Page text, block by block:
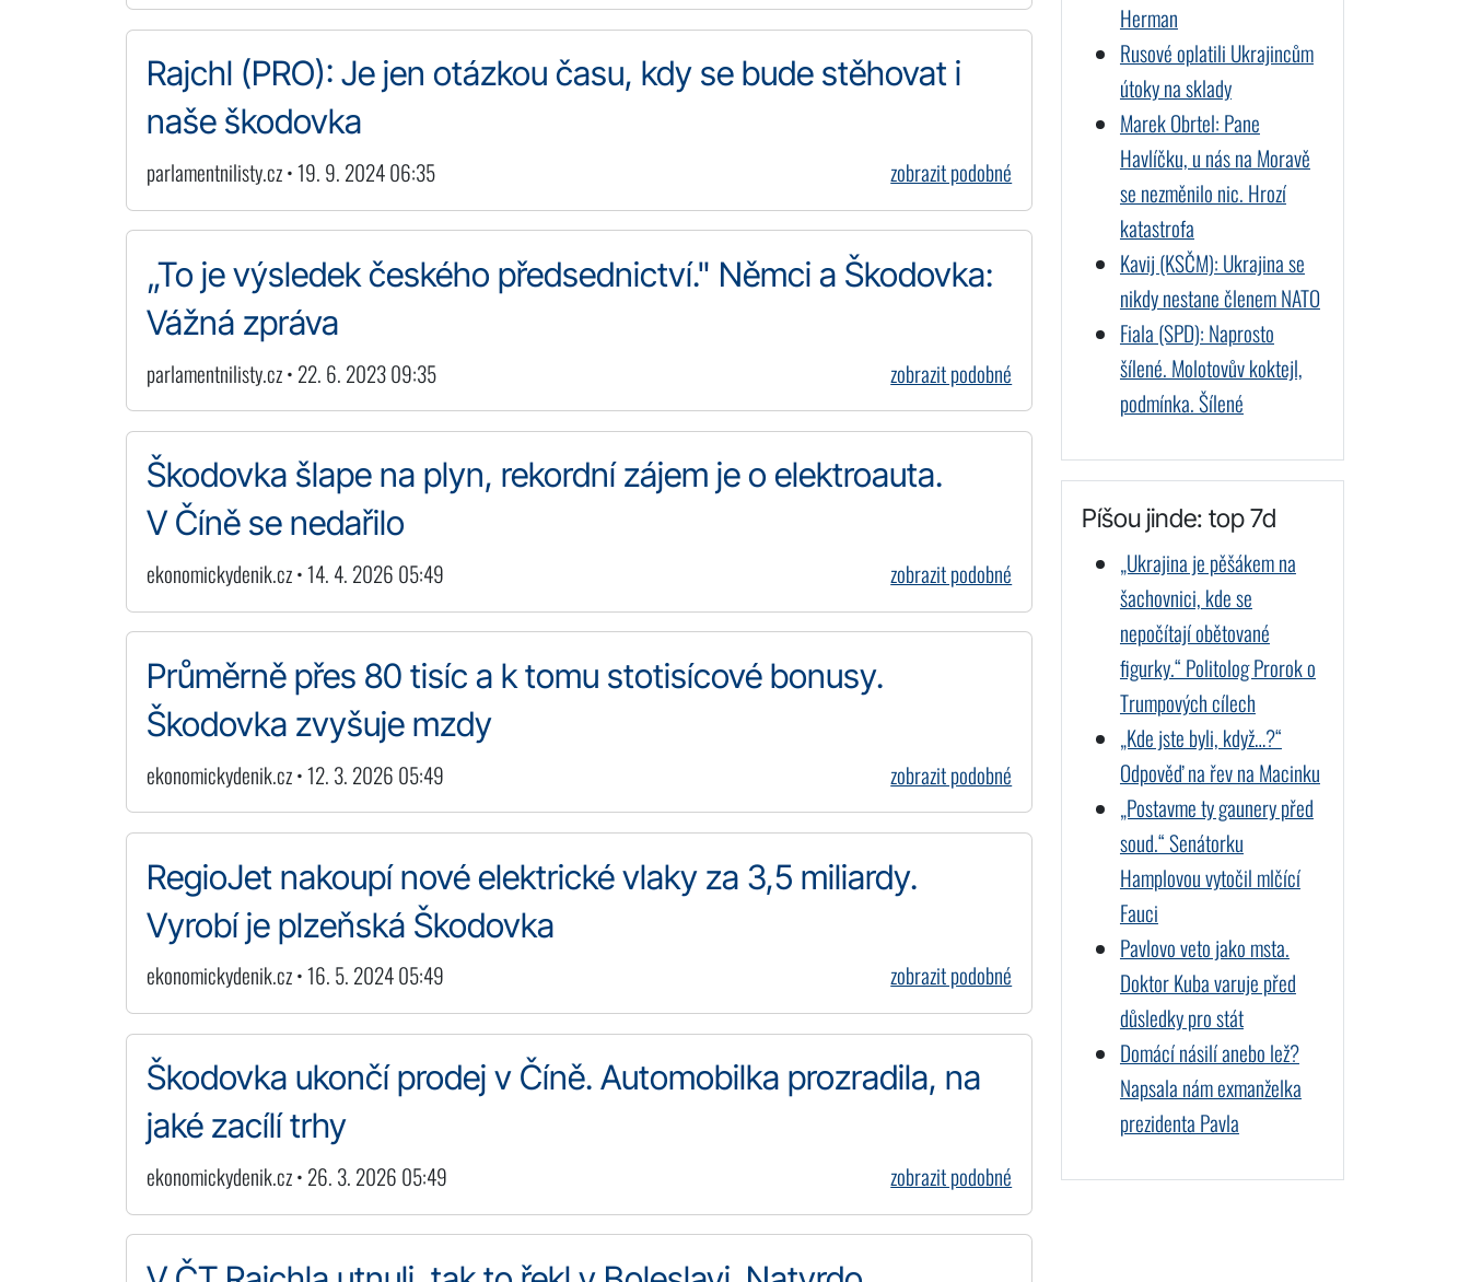
Rajchl (PRO): Je jen otázkou času, kdy se bude stěhovat i
naše škodovka
parlamentnilisty.cz • 19. 9. 2024 06:35 zobrazit podobné
„To je výsledek českého předsednictví." Němci a Škodovka:
Vážná zpráva
parlamentnilisty.cz • 22. 6. 2023 09:35 zobrazit podobné
Škodovka šlape na plyn, rekordní zájem je o elektroauta.
V Číně se nedařilo
ekonomickydenik.cz • 14. 4. 2026 05:49 zobrazit podobné
Průměrně přes 80 tisíc a k tomu stotisícové bonusy.
Škodovka zvyšuje mzdy
ekonomickydenik.cz • 12. 3. 2026 05:49 zobrazit podobné
RegioJet nakoupí nové elektrické vlaky za 3,5 miliardy.
Vyrobí je plzeňská Škodovka
ekonomickydenik.cz • 16. 5. 2024 05:49 zobrazit podobné
Škodovka ukončí prodej v Číně. Automobilka prozradila, na
jaké zacílí trhy
ekonomickydenik.cz • 26. 3. 2026 05:49 zobrazit podobné
Herman
Rusové oplatili Ukrajincům
útoky na sklady
Marek Obrtel: Pane
Havlíčku, u nás na Moravě
se nezměnilo nic. Hrozí
katastrofa
Kavij (KSČM): Ukrajina se
nikdy nestane členem NATO
Fiala (SPD): Naprosto
šílené. Molotovův koktejl,
podmínka. Šílené
Píšou jinde: top 7d
„Ukrajina je pěšákem na
šachovnici, kde se
nepočítají obětované
figurky.“ Politolog Prorok o
Trumpových cílech
„Kde jste byli, když…?“
Odpověď na řev na Macinku
„Postavme ty gaunery před
soud.“ Senátorku
Hamplovou vytočil mlčící
Fauci
Pavlovo veto jako msta.
Doktor Kuba varuje před
důsledky pro stát
Domácí násilí anebo lež?
Napsala nám exmanželka
prezidenta Pavla